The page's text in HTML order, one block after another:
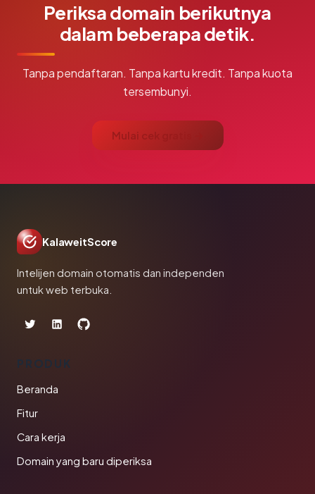
Periksa domain berikutnya
dalam beberapa detik.
Tanpa pendaftaran. Tanpa kartu kredit. Tanpa kuota
tersembunyi.
Mulai cek gratis →
KalaweitScore
Intelijen domain otomatis dan independen
untuk web terbuka.
PRODUK
Beranda
Fitur
Cara kerja
Domain yang baru diperiksa